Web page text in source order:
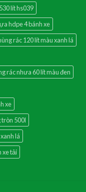
lít hs039
hdpe 4 bánh xe
rác 120 lít màu xanh lá
rác nhưa 60 lít màu đen
xe
tròn 500l
lá
xe tải